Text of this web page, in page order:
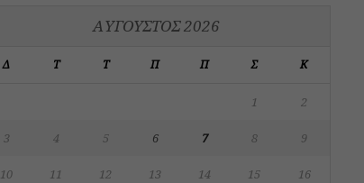
ΑΎΓΟΥΣΤΟΣ 2026
Δ Τ Τ Π Π Σ Κ
1 2
3 4 5 6 7 8 9
10 11 12 13 14 15 16